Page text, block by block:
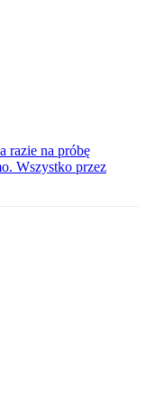
razie na próbę
Wszystko przez